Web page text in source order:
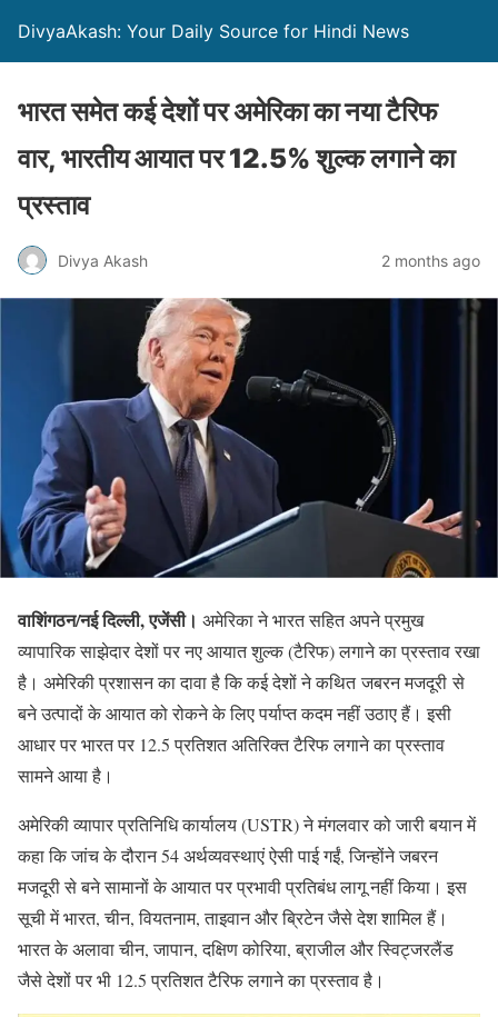
DivyaAkash: Your Daily Source for Hindi News
भारत समेत कई देशों पर अमेरिका का नया टैरिफ
वार, भारतीय आयात पर 12.5% शुल्क लगाने का
प्रस्ताव
Divya Akash 2 months ago
वाशिंगठन/नई दिल्ली, एजेंसी। अमेरिका ने भारत सहित अपने प्रमुख
व्यापारिक साझेदार देशों पर नए आयात शुल्क (टैरिफ) लगाने का प्रस्ताव रखा
है। अमेरिकी प्रशासन का दावा है कि कई देशों ने कथित जबरन मजदूरी से
बने उत्पादों के आयात को रोकने के लिए पर्याप्त कदम नहीं उठाए हैं। इसी
आधार पर भारत पर 12.5 प्रतिशत अतिरिक्त टैरिफ लगाने का प्रस्ताव
सामने आया है।
अमेरिकी व्यापार प्रतिनिधि कार्यालय (USTR) ने मंगलवार को जारी बयान में
कहा कि जांच के दौरान 54 अर्थव्यवस्थाएं ऐसी पाई गईं, जिन्होंने जबरन
मजदूरी से बने सामानों के आयात पर प्रभावी प्रतिबंध लागू नहीं किया। इस
सूची में भारत, चीन, वियतनाम, ताइवान और ब्रिटेन जैसे देश शामिल हैं।
भारत के अलावा चीन, जापान, दक्षिण कोरिया, ब्राजील और स्विट्जरलैंड
जैसे देशों पर भी 12.5 प्रतिशत टैरिफ लगाने का प्रस्ताव है।